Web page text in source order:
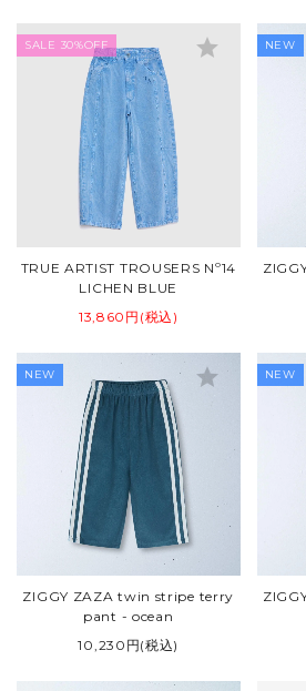
SALE 30%OFF
TRUE ARTIST TROUSERS Nº14
LICHEN BLUE
13,860円(税込)
star NEW
NEW
ZIGGY ZAZA twin stripe terry
pant - ocean
10,230円(税込)
star NEW